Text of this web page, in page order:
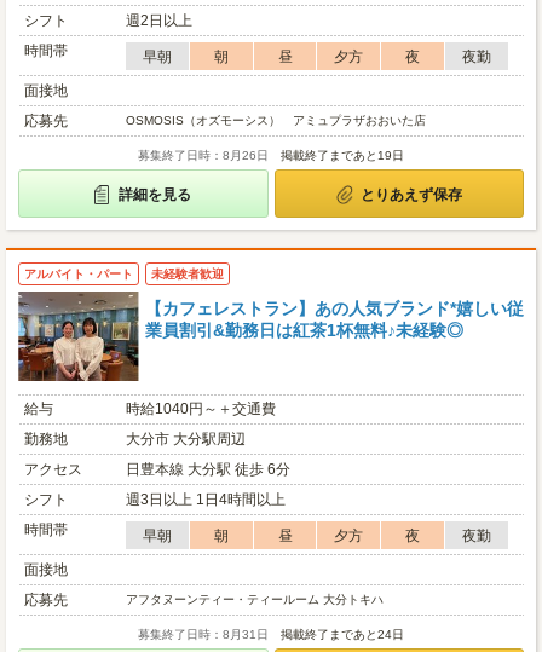
シフト
週2日以上
時間帯
早朝 朝 昼 夕方 夜
夜勤
面接地
応募先
OSMOSIS（オズモーシス） アミュプラザおおいた店
募集終了日時：8月26日 掲載終了まであと19日
詳細を見る とりあえず保存
アルバイト・パート 未経験者歓迎
【カフェレストラン】あの人気ブランド*嬉しい従
業員割引&勤務日は紅茶1杯無料♪未経験◎
給与
時給1040円～＋交通費
勤務地
大分市 大分駅周辺
アクセス
日豊本線 大分駅 徒歩 6分
シフト
週3日以上 1日4時間以上
時間帯
早朝 朝 昼 夕方 夜
夜勤
面接地
応募先
アフタヌーンティー・ティールーム 大分トキハ
募集終了日時：8月31日 掲載終了まであと24日